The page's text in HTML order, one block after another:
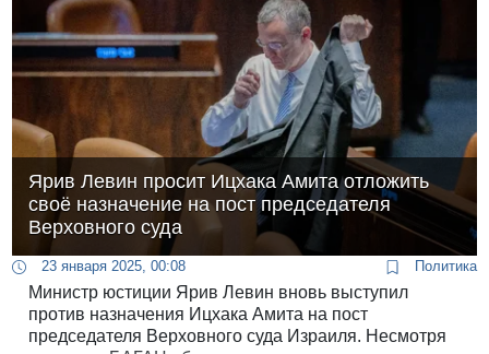
Ярив Левин просит Ицхака Амита отложить
своё назначение на пост председателя
Верховного суда
23 января 2025, 00:08 Политика
Министр юстиции Ярив Левин вновь выступил
против назначения Ицхака Амита на пост
председателя Верховного суда Израиля. Несмотря